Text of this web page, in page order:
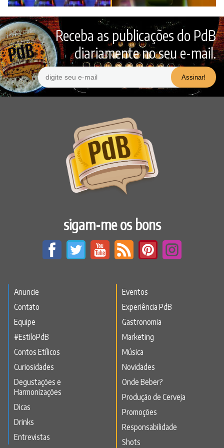
Receba as publicações do PdB
diariamente no seu e-mail.
sigam-me os bons
Anuncie
Contato
Equipe
#EstiloPdB
Contos Etílicos
Curiosidades
Degustações e
Harmonizações
Dicas
Drinks
Entrevistas
Eventos
Experiência PdB
Gastronomia
Marketing
Música
Novidades
Onde Beber?
Produção de Cerveja
Promoções
Responsabilidade
Shots